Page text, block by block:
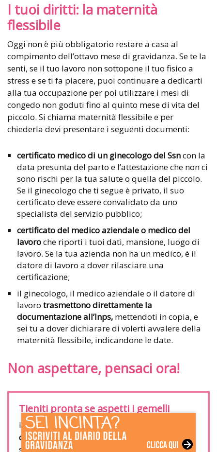
I tuoi diritti: la maternità
flessibile
Oggi non è più obbligatorio restare a casa al
compimento dell’ottavo mese di gravidanza. Se te la
senti, se il tuo lavoro non sottopone il tuo fisico a
stress e se ti fa piacere, puoi continuare a dedicarti
alla tua occupazione per poi utilizzare i mesi di
congedo non goduti fino al quinto mese di vita del
piccolo. Si chiama maternità flessibile e per
chiederla devi presentare i seguenti documenti:
certificato medico di un ginecologo del Ssncon la
data presunta del parto e l’attestazione che non ci
sono rischi per la tua salute o quella del piccolo.
Se il ginecologo che ti segue è privato, il suo
certificato deve essere convalidato da uno
specialista del servizio pubblico;
certificato del medico aziendale o medico del
lavoroche riporti i tuoi dati, mansione, luogo di
lavoro. Se la tua azienda non ha un medico, è il
datore di lavoro a dover rilasciare una
certificazione;
il ginecologo, il medico aziendale o il datore di
lavoro trasmettono direttamente la
documentazione all’Inps, mettendoti in copia, e
sei tu a dover dichiarare di volerti avvalere della
maternità flessibile, indicandone le date.
Non aspettare, pensaci ora!
Tieniti pronta se aspetti i gemelli
Ilparto gemellare avviene solitamente
qualche settimana primarispetto a quello
singolo. Non è detto che debba avvenire